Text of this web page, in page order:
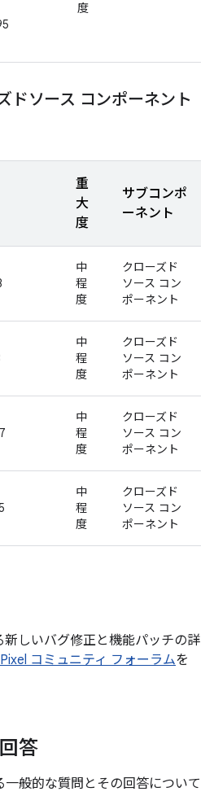
度
ドソース コンポーネント
重
大
度
サブコンポ
ーネント
中
程
度
クローズド
ソース コン
ポーネント
中
程
度
クローズド
ソース コン
ポーネント
中
程
度
クローズド
ソース コン
ポーネント
中
程
度
クローズド
ソース コン
ポーネント
新しいバグ修正と機能パッチの詳
コミュニティ フォーラムを
答
般的な質問とその回答について